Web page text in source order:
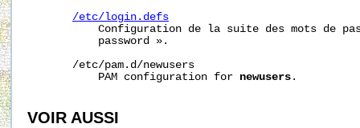
/etc/login.defs
Configuration de la suite des mots de
           password ».
       /etc/pam.d/newusers
           PAM configuration for
newusers .
VOIR AUSSI